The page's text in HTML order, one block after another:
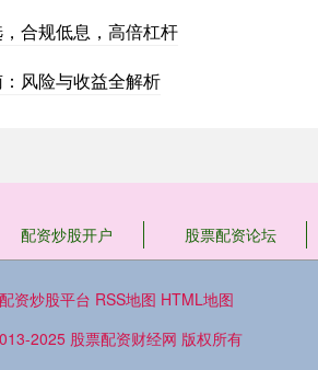
合规低息，高倍杠杆
风险与收益全解析
配资炒股开户 股票配资论坛
配资炒股平台 RSS地图 HTML地图
2025 股票配资财经网 版权所有